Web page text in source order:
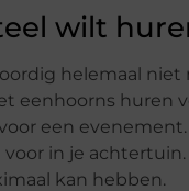
wilt
helemaal niet
eenhoorns huren
een
in je achtertuin.
kan hebben.